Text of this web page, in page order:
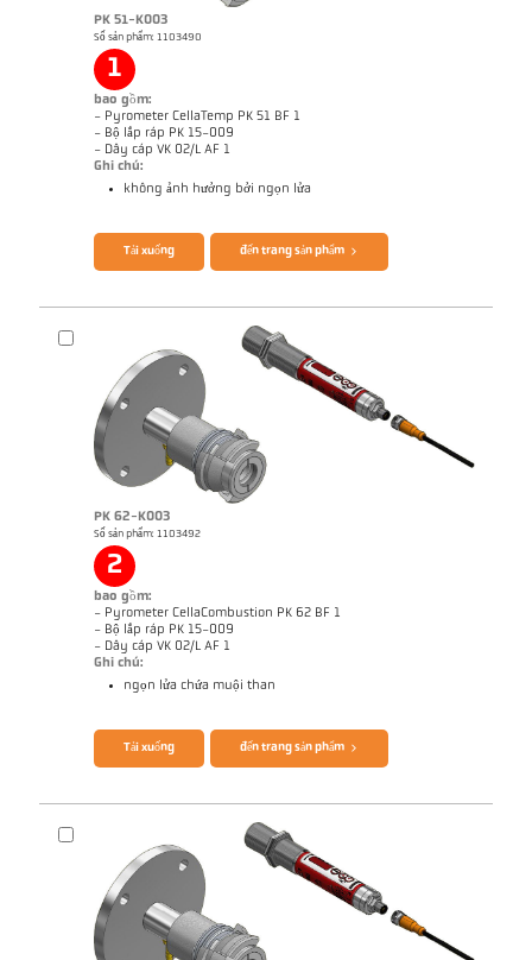
Báo cáo kỹ thuật Optical temperature
measurement in combustion plants
PK 51-K003
Số sản phẩm: 1103490
1
bao gồm:
- Pyrometer CellaTemp PK 51 BF 1
- Bộ lắp ráp PK 15-009
- Dây cáp VK 02/L AF 1
Ghi chú:
không ảnh hưởng bởi ngọn lửa
Brochure CellaTemp PK PKF PKL
Báo cáo kỹ thuật Optical temperature
measurement in combustion plants
Tải xuống đến trang sản phẩm
PK 62-K003
Số sản phẩm: 1103492
2
bao gồm:
- Pyrometer CellaCombustion PK 62 BF 1
- Bộ lắp ráp PK 15-009
- Dây cáp VK 02/L AF 1
Ghi chú:
ngọn lửa chứa muội than
Brochure CellaTemp PK PKF PKL
Tải xuống đến trang sản phẩm